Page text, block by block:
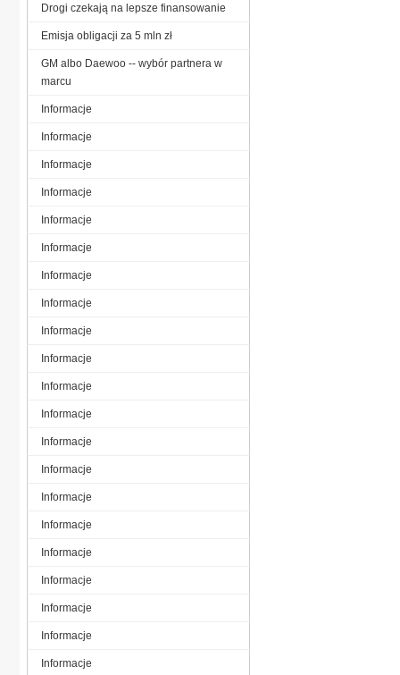
Drogi czekają na lepsze finansowanie
Emisja obligacji za 5 mln zł
GM albo Daewoo -- wybór partnera w
marcu
Informacje
Informacje
Informacje
Informacje
Informacje
Informacje
Informacje
Informacje
Informacje
Informacje
Informacje
Informacje
Informacje
Informacje
Informacje
Informacje
Informacje
Informacje
Informacje
Informacje
Informacje